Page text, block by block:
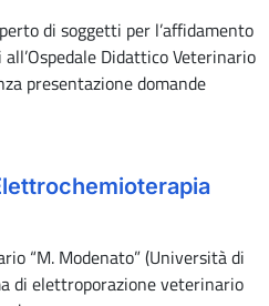
di soggetti per l’affidamento
Didattico Veterinario
presentazione domande
“M. Modenato” (Università di
di elettroporazione veterinario